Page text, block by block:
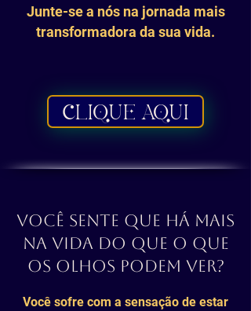
Junte-se a nós na jornada mais
transformadora da sua vida.
CLIQUE AQUI
Você sente que há mais
na vida do que o que
os olhos podem ver?
Você sofre com a sensação de estar